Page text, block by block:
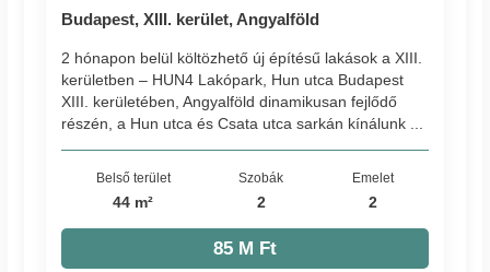
Budapest, XIII. kerület, Angyalföld
2 hónapon belül költözhető új építésű lakások a XIII.
kerületben – HUN4 Lakópark, Hun utca Budapest
XIII. kerületében, Angyalföld dinamikusan fejlődő
részén, a Hun utca és Csata utca sarkán kínálunk ...
Belső terület
44 m²
Szobák
2
Emelet
2
85 M Ft